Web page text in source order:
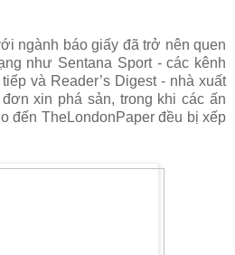
ngành báo giấy đã trở nên quen
như Sentana Sport - các kênh
và Reader’s Digest - nhà xuất
xin phá sản, trong khi các ấn
đến TheLondonPaper đều bị xếp